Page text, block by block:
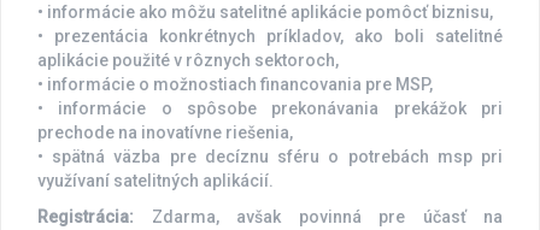
• informácie ako môžu satelitné aplikácie pomôcť biznisu,
• prezentácia konkrétnych príkladov, ako boli satelitné
aplikácie použité v rôznych sektoroch,
• informácie o možnostiach financovania pre MSP,
• informácie o spôsobe prekonávania prekážok pri
prechode na inovatívne riešenia,
• spätná väzba pre decíznu sféru o potrebách msp pri
využívaní satelitných aplikácií.
Registrácia: Zdarma, avšak povinná pre účasť na